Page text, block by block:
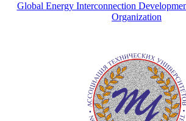
Global Energy Interconnection
Organization